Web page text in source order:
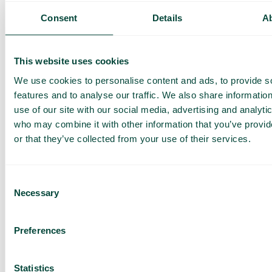
Consent Details
This website uses cookies
We use cookies to personalise content and ads, to provide
features and to analyse our traffic. We also share
use of our site with our social media, advertising and
who may combine it with other information that you’ve
or that they’ve collected from your use of their services.
Selection
Necessary
Preferences
Statistics
Alhaisempi kuukausittainen linja- ja DID-vuokra,
koska sinun ei tarvitse maksaa useampaan linjaan
siirtymisestä.
maksuttomia numeroita, jotka menevät samaan SIP-
trunkiin.
Sinun tarvitsee ylläpitää vain yhtä verkkoa, koska
SIP-trunking toimii tietoverkkosi kautta. Näin voit
vähentää resursseja, joita sinulla oli PSTN-verkon
hallintaan.